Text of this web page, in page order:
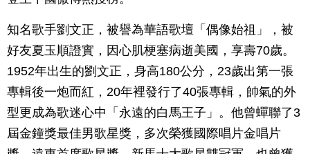
知名歌手劉文正，被譽為華語歌壇「偶像始祖」，被
好友夏玉順證實，因心肌梗塞病逝美國，享壽70歲。
1952年出生的劉文正，身高180公分，23歲出第一張
專輯後一炮而紅，20年裡發行了40張專輯，帥氣的外
型更成為歌迷心中「永遠的白馬王子」。他曾蟬聯了3
屆金鐘獎最佳男歌星獎，多次榮獲國際唱片金唱片